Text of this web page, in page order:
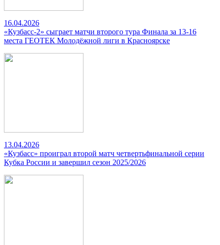
16.04.2026
«Кузбасс-2» сыграет матчи второго тура Финала за 13-16
места ГЕОТЕК Молодёжной лиги в Красноярске
13.04.2026
«Кузбасс» проиграл второй матч четвертьфинальной серии
Кубка России и завершил сезон 2025/2026